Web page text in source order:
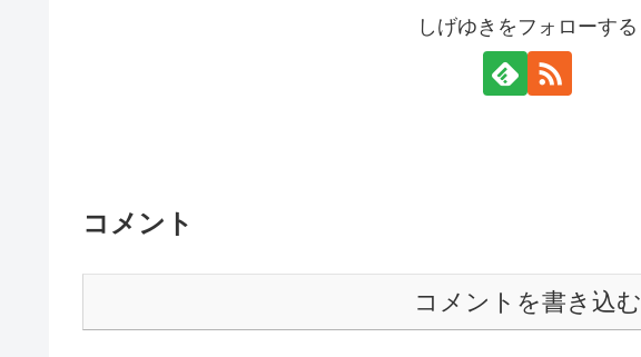
しげゆきをフォローする
コメント
コメントを書き込む